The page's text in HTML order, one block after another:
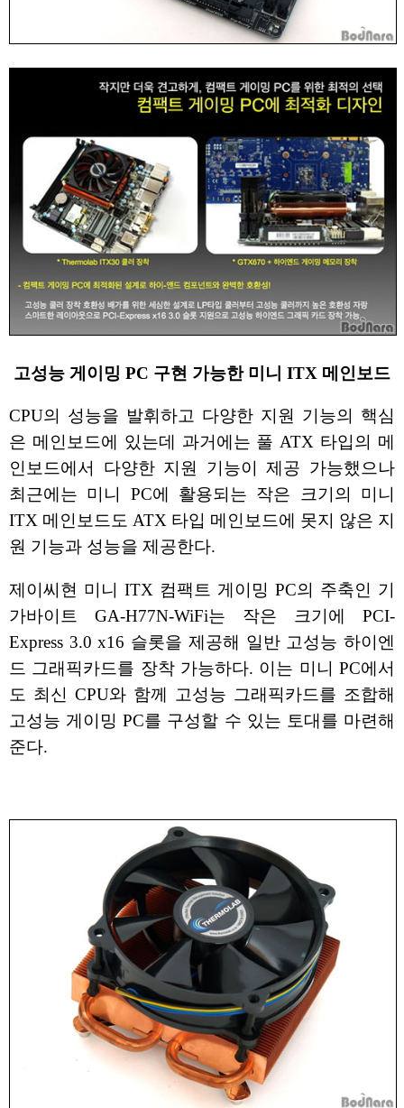
고성능 게이밍 PC 구현 가능한 미니 ITX 메인보드
CPU의 성능을 발휘하고 다양한 지원 기능의 핵심
은 메인보드에 있는데 과거에는 풀 ATX 타입의 메
인보드에서 다양한 지원 기능이 제공 가능했으나
최근에는 미니 PC에 활용되는 작은 크기의 미니
ITX 메인보드도 ATX 타입 메인보드에 못지 않은 지
원 기능과 성능을 제공한다.
제이씨현 미니 ITX 컴팩트 게이밍 PC의 주축인 기
가바이트 GA-H77N-WiFi는 작은 크기에 PCI-
Express 3.0 x16 슬롯을 제공해 일반 고성능 하이엔
드 그래픽카드를 장착 가능하다. 이는 미니 PC에서
도 최신 CPU와 함께 고성능 그래픽카드를 조합해
고성능 게이밍 PC를 구성할 수 있는 토대를 마련해
준다.